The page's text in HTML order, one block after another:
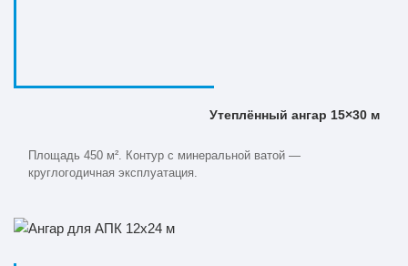
Утеплённый ангар 15×30 м
Площадь 450 м². Контур с минеральной ватой —
круглогодичная эксплуатация.